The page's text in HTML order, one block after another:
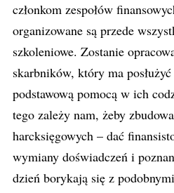
członkom zespołów
organizowane są przede
szkoleniowe. Zostanie
skarbników, który ma
podstawową pomocą w ich
tego zależy nam, żeby
harcksięgowych – dać
wymiany doświadczeń i
dzień borykają się z